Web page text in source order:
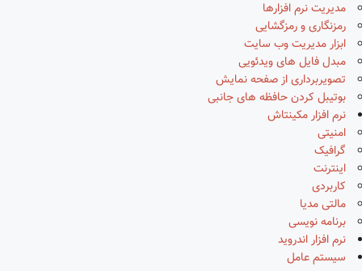
مدیریت نرم افزارها
رمزنگاری و رمزگشایی
ابزار مدیریت وب سایت
مبدل فایل های ویدئویی
تصویربرداری از صفحه نمایش
بوتیبل کردن حافظه های جانبی
نرم افزار مکینتاش
امنیتی
گرافیک
اینترنت
کاربردی
مالتی مدیا
برنامه نویسی
نرم افزار اندروید
سیستم عامل